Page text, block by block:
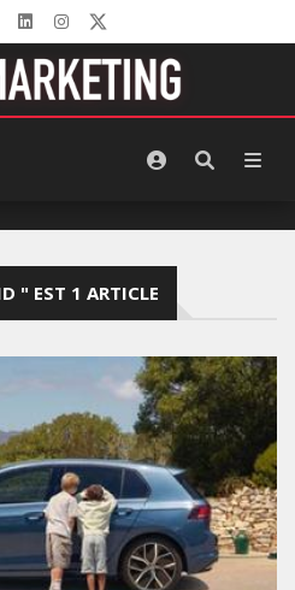
" EST 1 ARTICLE